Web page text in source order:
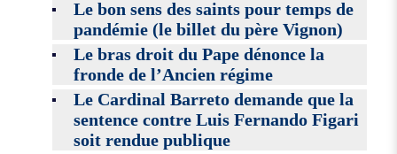
Le bon sens des saints pour temps de
pandémie (le billet du père Vignon)
Le bras droit du Pape dénonce la
fronde de l’Ancien régime
Le Cardinal Barreto demande que la
sentence contre Luis Fernando Figari
soit rendue publique